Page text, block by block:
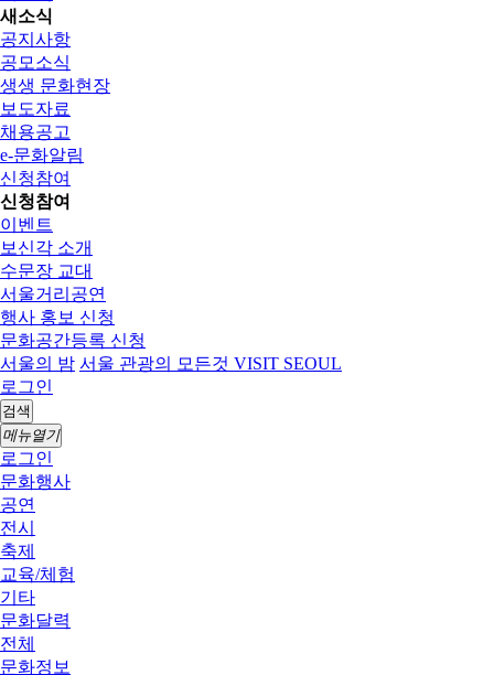
새소식
공지사항
공모소식
생생 문화현장
보도자료
채용공고
e-문화알림
신청참여
신청참여
이벤트
보신각 소개
수문장 교대
서울거리공연
행사 홍보 신청
문화공간등록 신청
서울의 밤 서울 관광의 모든것 VISIT SEOUL
로그인
검색
메뉴열기
로그인
문화행사
공연
전시
축제
교육/체험
기타
문화달력
전체
문화정보